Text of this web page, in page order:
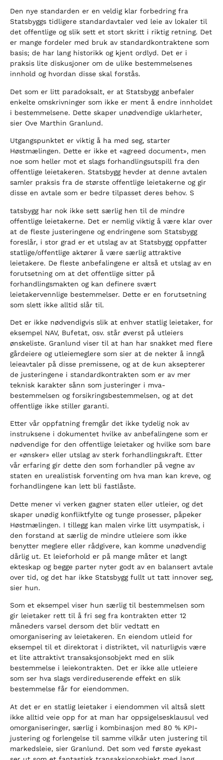
Den nye standarden er en veldig klar forbedring fra
Statsbyggs tidligere standardavtaler ved leie av lokaler til
det offentlige og slik sett et stort skritt i riktig retning. Det
er mange fordeler med bruk av standardkontraktene som
basis; de har lang historikk og kjent ordlyd. Det er i
praksis lite diskusjoner om de ulike bestemmelsenes
innhold og hvordan disse skal forstås.
Det som er litt paradoksalt, er at Statsbygg anbefaler
enkelte omskrivninger som ikke er ment å endre innholdet
i bestemmelsene. Dette skaper unødvendige uklarheter,
sier Ove Marthin Granlund.
Utgangspunktet er viktig å ha med seg, starter
Høstmælingen. Dette er ikke et «agreed document», men
noe som heller mot et slags forhandlingsutspill fra den
offentlige leietakeren. Statsbygg hevder at denne avtalen
samler praksis fra de største offentlige leietakerne og gir
disse en avtale som er bedre tilpasset deres behov. S
tatsbygg har nok ikke sett særlig hen til de mindre
offentlige leietakerne. Det er nemlig viktig å være klar over
at de fleste justeringene og endringene som Statsbygg
foreslår, i stor grad er et utslag av at Statsbygg oppfatter
statlige/offentlige aktører å være særlig attraktive
leietakere. De fleste anbefalingene er altså et utslag av en
forutsetning om at det offentlige sitter på
forhandlingsmakten og kan definere svært
leietakervennlige bestemmelser. Dette er en forutsetning
som slett ikke alltid slår til.
Det er ikke nødvendigvis slik at enhver statlig leietaker, for
eksempel NAV, Bufetat, osv. står øverst på utleiers
ønskeliste. Granlund viser til at han har snakket med flere
gårdeiere og utleiemeglere som sier at de nekter å inngå
leieavtaler på disse premissene, og at de kun aksepterer
de justeringene i standardkontrakten som er av mer
teknisk karakter sånn som justeringer i mva-
bestemmelsen og forsikringsbestemmelsen, og at det
offentlige ikke stiller garanti.
Etter vår oppfatning fremgår det ikke tydelig nok av
instruksene i dokumentet hvilke av anbefalingene som er
nødvendige for den offentlige leietaker og hvilke som bare
er «ønsker» eller utslag av sterk forhandlingskraft. Etter
vår erfaring gir dette den som forhandler på vegne av
staten en urealistisk forventing om hva man kan kreve, og
forhandlingene kan lett bli fastlåste.
Dette mener vi verken gagner staten eller utleier, og det
skaper unødig konfliktfylte og tunge prosesser, påpeker
Høstmælingen. I tillegg kan malen virke litt usympatisk, i
den forstand at særlig de mindre utleiere som ikke
benytter meglere eller rådgivere, kan komme unødvendig
dårlig ut. Et leieforhold er på mange måter et langt
ekteskap og begge parter nyter godt av en balansert avtale
over tid, og det har ikke Statsbygg fullt ut tatt innover seg,
sier hun.
Som et eksempel viser hun særlig til bestemmelsen som
gir leietaker rett til å fri seg fra kontrakten etter 12
måneders varsel dersom det blir vedtatt en
omorganisering av leietakeren. En eiendom utleid for
eksempel til et direktorat i distriktet, vil naturligvis være
et lite attraktivt transaksjonsobjekt med en slik
bestemmelse i leiekontrakten. Det er ikke alle utleiere
som ser hva slags verdireduserende effekt en slik
bestemmelse får for eiendommen.
At det er en statlig leietaker i eiendommen vil altså slett
ikke alltid veie opp for at man har oppsigelsesklausul ved
omorganiseringer, særlig i kombinasjon med 80 % KPI-
justering og forlengelse til samme vilkår uten justering til
markedsleie, sier Granlund. Det som ved første øyekast